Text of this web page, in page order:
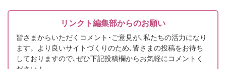
リンクト編集部からのお願い
皆さまからいただくコメント･ご意見が､私たちの活力になり
ます。より良いサイトづくりのため､皆さまの投稿をお待ち
しておりますので､ぜひ下記投稿欄からお気軽にコメントく